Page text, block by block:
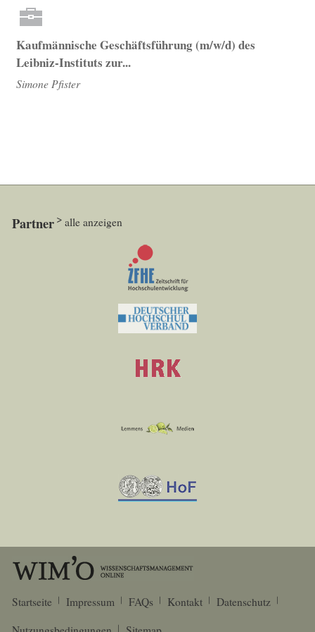
Kaufmännische Geschäftsführung (m/w/d) des
Leibniz-Instituts zur...
Simone Pfister
Partner alle anzeigen
Startseite Impressum FAQs Kontakt
Datenschutz